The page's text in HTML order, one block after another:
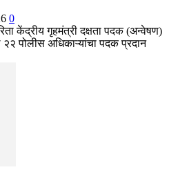
0
केंद्रीय गृहमंत्री दक्षता पदक (अन्वेषण)
२२ पोलीस अधिकाऱ्यांचा पदक प्रदान